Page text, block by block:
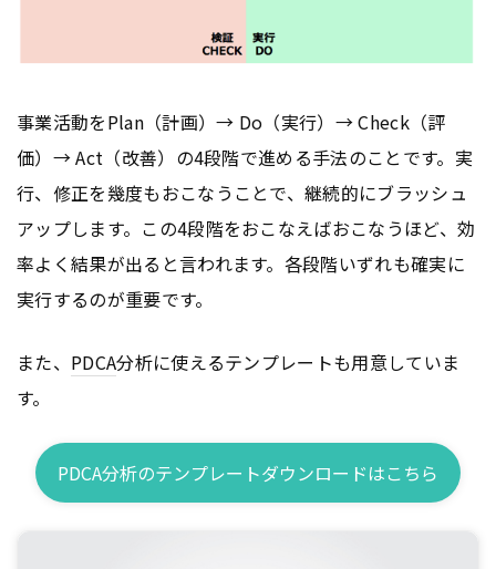
事業活動をPlan（計画）→ Do（実行）→ Check（評
価）→ Act（改善）の4段階で進める手法のことです。実
行、修正を幾度もおこなうことで、継続的にブラッシュ
アップします。この4段階をおこなえばおこなうほど、効
率よく結果が出ると言われます。各段階いずれも確実に
実行するのが重要です。
また、 PDCA分析に使えるテンプレートも用意していま
す。
PDCA分析のテンプレートダウンロードはこちら